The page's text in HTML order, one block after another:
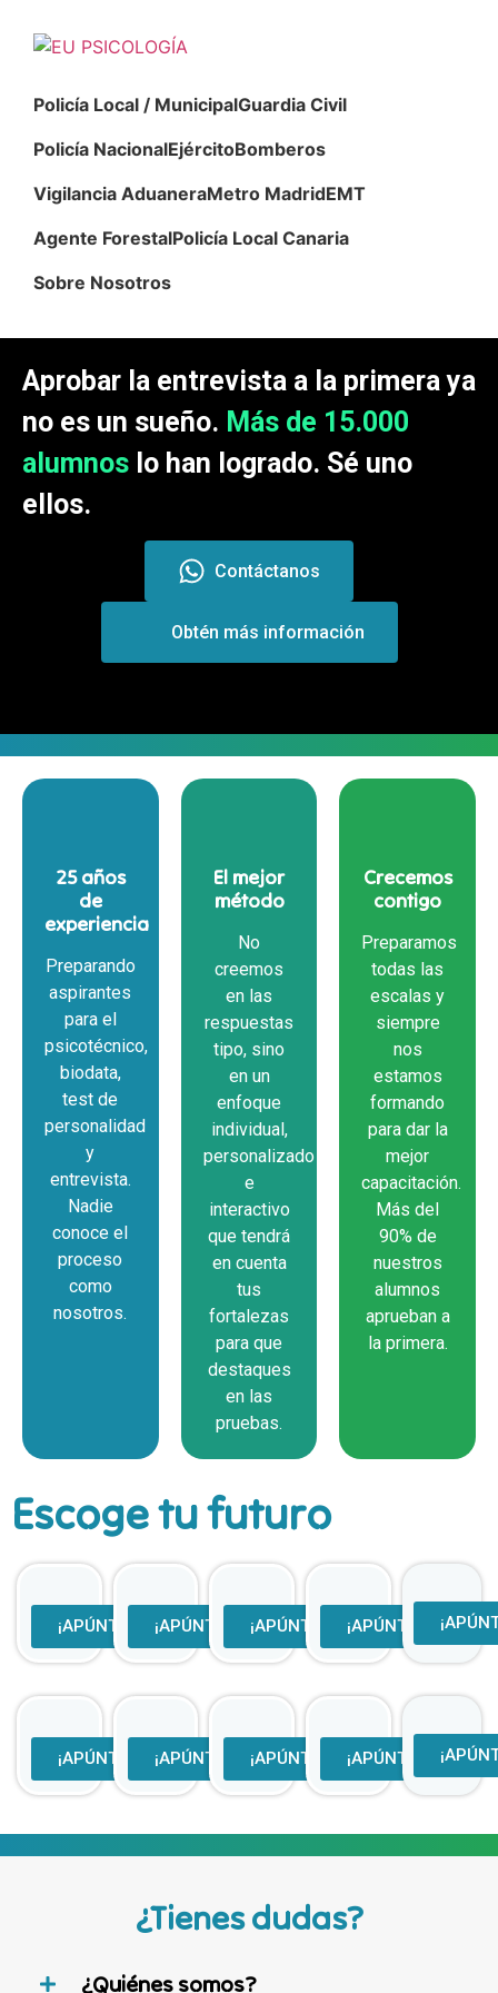
Policía Local / MunicipalGuardia Civil
Policía NacionalEjércitoBomberos
Vigilancia AduaneraMetro MadridEMT
Agente ForestalPolicía Local Canaria
Sobre Nosotros
Aprobar la entrevista a la primera ya
no es un sueño. Más de 15.000
alumnos lo han logrado. Sé uno
ellos.
Contáctanos
Obtén más información
25 años
de
experiencia
Preparando
aspirantes
para el
psicotécnico,
biodata,
test de
personalidad
y
entrevista.
Nadie
conoce el
proceso
como
nosotros.
El mejor
método
No
creemos
en las
respuestas
tipo, sino
en un
enfoque
individual,
personalizado
e
interactivo
que tendrá
en cuenta
tus
fortalezas
para que
destaques
en las
pruebas.
Crecemos
contigo
Preparamos
todas las
escalas y
siempre
nos
estamos
formando
para dar la
mejor
capacitación.
Más del
90% de
nuestros
alumnos
aprueban a
la primera.
Escoge tu futuro
¡APÚNTAME! ¡APÚNTAME!¡APÚNTAME!¡APÚNTAME!
¡APÚNTAME! ¡APÚNTAME!¡APÚNTAME!¡APÚNTAME!
¿Tienes dudas?
¿Quiénes somos?